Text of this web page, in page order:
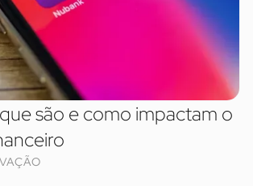
são e como impactam o